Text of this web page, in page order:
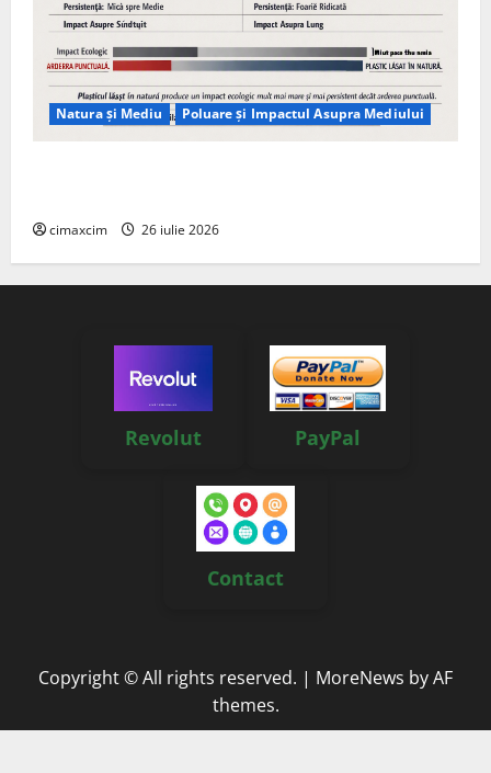
Natura și Mediu Poluare și Impactul Asupra Mediului
cimaxcim 26 iulie 2026
Revolut PayPal
Contact
Copyright © All rights reserved. | MoreNews by AF
themes.